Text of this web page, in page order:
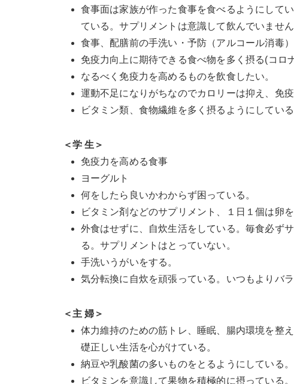
食事面は家族が作った食事を食べるようにして
ている。サプリメントは意識して飲んでいません
食事、配膳前の手洗い・予防（アルコール消毒）
免疫力向上に期待できる食べ物を多く摂る(コロ
なるべく免疫力を高めるものを飲食したい。
運動不足になりがちなのでカロリーは抑え、免
ビタミン類、食物繊維を多く摂るようにしている
＜学 生＞
免疫力を高める食事
ヨーグルト
何をしたら良いかわからず困っている。
ビタミン剤などのサプリメント、１日１個は卵
外食はせずに、自炊生活をしている。毎食必ず
る。サプリメントはとっていない。
手洗いうがいをする。
気分転換に自炊を頑張っている。いつもよりバ
＜主 婦＞
体力維持のための筋トレ、睡眠、腸内環境を整
礎正しい生活を心がけている。
納豆や乳酸菌の多いものをとるようにしている。
ビタミンを意識して果物を積極的に摂っている。